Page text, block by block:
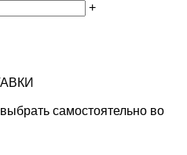
+
самостоятельно во